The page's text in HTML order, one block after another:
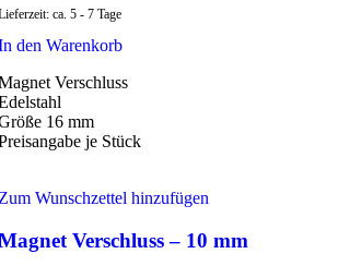
ca. 5 - 7 Tage
den Warenkorb
Verschluss
16 mm
je Stück
Wunschzettel hinzufügen
Verschluss – 10 mm